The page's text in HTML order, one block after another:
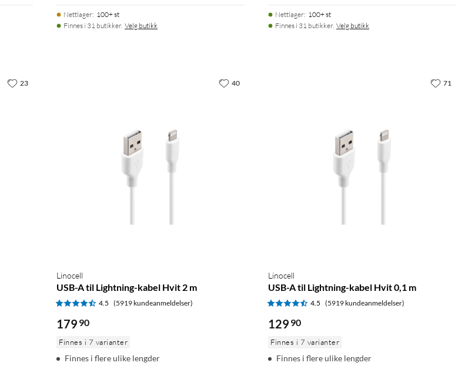
Nettlager: 100+ st
Finnes i 31 butikker. Velg butikk
Nettlager: 100+ st
Finnes i 31 butikker. Velg butikk
23
Linocell
USB-A til Lightning-kabel Hvit 2 m
4.5 (5919 kundeanmeldelser)
179 90
Finnes i 7 varianter
Finnes i flere ulike lengder
40
Linocell
USB-A til Lightning-kabel Hvit 0,1 m
4.5 (5919 kundeanmeldelser)
129 90
Finnes i 7 varianter
Finnes i flere ulike lengder
71